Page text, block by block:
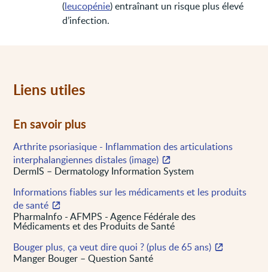
(leucopénie) entraînant un risque plus élevé
d’infection.
Liens utiles
En savoir plus
Arthrite psoriasique - Inflammation des articulations
interphalangiennes distales (image)
DermIS – Dermatology Information System
Informations fiables sur les médicaments et les produits
de santé
PharmaInfo - AFMPS - Agence Fédérale des
Médicaments et des Produits de Santé
Bouger plus, ça veut dire quoi ? (plus de 65 ans)
Manger Bouger – Question Santé